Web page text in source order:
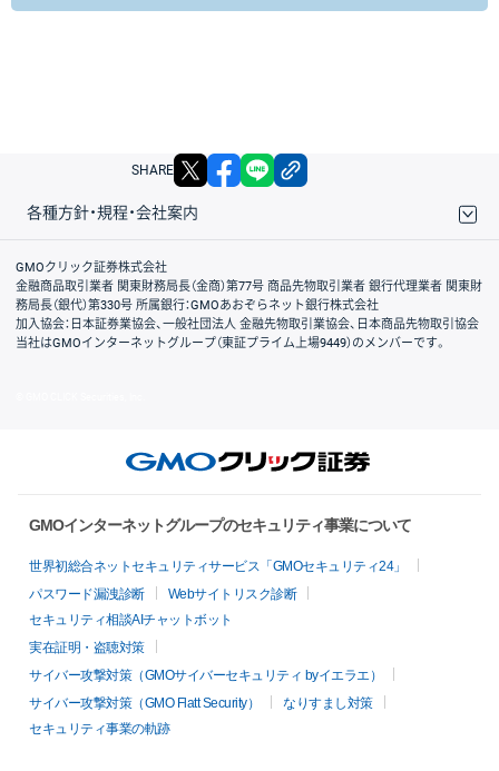
SHARE X facebook
各種方針・規程・会社案内
取引規程・約款
サイトマップ
その他のご案内
個人情報保護方針
最良執行方針
サイトのご利用について
ディスクレイマー
信託保全
リスク説明
会社案内
GMOクリック証券株式会社
金融商品取引業者 関東財務局長（金商）第77号 商品先物取引業者 銀行代理業者 関東財
務局長（銀代）第330号 所属銀行：GMOあおぞらネット銀行株式会社
加入協会：日本証券業協会、一般社団法人 金融先物取引業協会、日本商品先物取引協会
当社はGMOインターネットグループ（東証プライム上場9449）のメンバーです。
GMOインターネットグループのセキュリティ事業について
世界初総合ネットセキュリティサービス「GMOセキュリティ24」
パスワード漏洩診断
Webサイトリスク診断
セキュリティ相談AIチャットボット
実在証明・盗聴対策
サイバー攻撃対策（GMOサイバーセキュリティ byイエラエ）
サイバー攻撃対策（GMO Flatt Security）
なりすまし対策
セキュリティ事業の軌跡